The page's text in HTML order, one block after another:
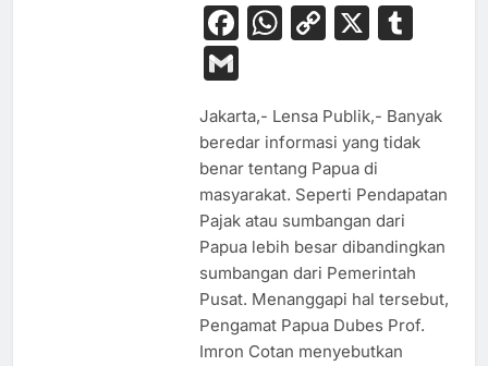
Facebook
WhatsApp
Copy
X
Gmail
Jakarta,- Lensa Publik,- Banyak
beredar informasi yang tidak
benar tentang Papua di
masyarakat. Seperti Pendapatan
Pajak atau sumbangan dari
Papua lebih besar dibandingkan
sumbangan dari Pemerintah
Pusat. Menanggapi hal tersebut,
Pengamat Papua Dubes Prof.
Imron Cotan menyebutkan